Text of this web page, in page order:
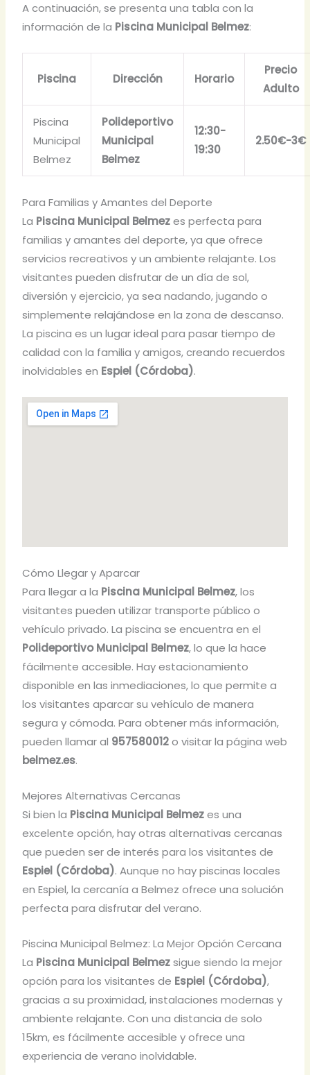
A continuación, se presenta una tabla con la
información de la Piscina Municipal Belmez:
Piscina Dirección Horario
Precio
Adulto
Piscina
Municipal
Belmez
Polideportivo
Municipal
Belmez
12:30-
19:30
2.50€-3€
Para Familias y Amantes del Deporte
La Piscina Municipal Belmezes perfecta para
familias y amantes del deporte, ya que ofrece
servicios recreativos y un ambiente relajante. Los
visitantes pueden disfrutar de un día de sol,
diversión y ejercicio, ya sea nadando, jugando o
simplemente relajándose en la zona de descanso.
La piscina es un lugar ideal para pasar tiempo de
calidad con la familia y amigos, creando recuerdos
inolvidables en Espiel (Córdoba).
Cómo Llegar y Aparcar
Para llegar a la Piscina Municipal Belmez, los
visitantes pueden utilizar transporte público o
vehículo privado. La piscina se encuentra en el
Polideportivo Municipal Belmez, lo que la hace
fácilmente accesible. Hay estacionamiento
disponible en las inmediaciones, lo que permite a
los visitantes aparcar su vehículo de manera
segura y cómoda. Para obtener más información,
pueden llamar al 957580012o visitar la página web
belmez.es.
Mejores Alternativas Cercanas
Si bien la Piscina Municipal Belmezes una
excelente opción, hay otras alternativas cercanas
que pueden ser de interés para los visitantes de
Espiel (Córdoba). Aunque no hay piscinas locales
en Espiel, la cercanía a Belmez ofrece una solución
perfecta para disfrutar del verano.
Piscina Municipal Belmez: La Mejor Opción Cercana
La Piscina Municipal Belmezsigue siendo la mejor
opción para los visitantes de Espiel (Córdoba),
gracias a su proximidad, instalaciones modernas y
ambiente relajante. Con una distancia de solo
15km, es fácilmente accesible y ofrece una
experiencia de verano inolvidable.